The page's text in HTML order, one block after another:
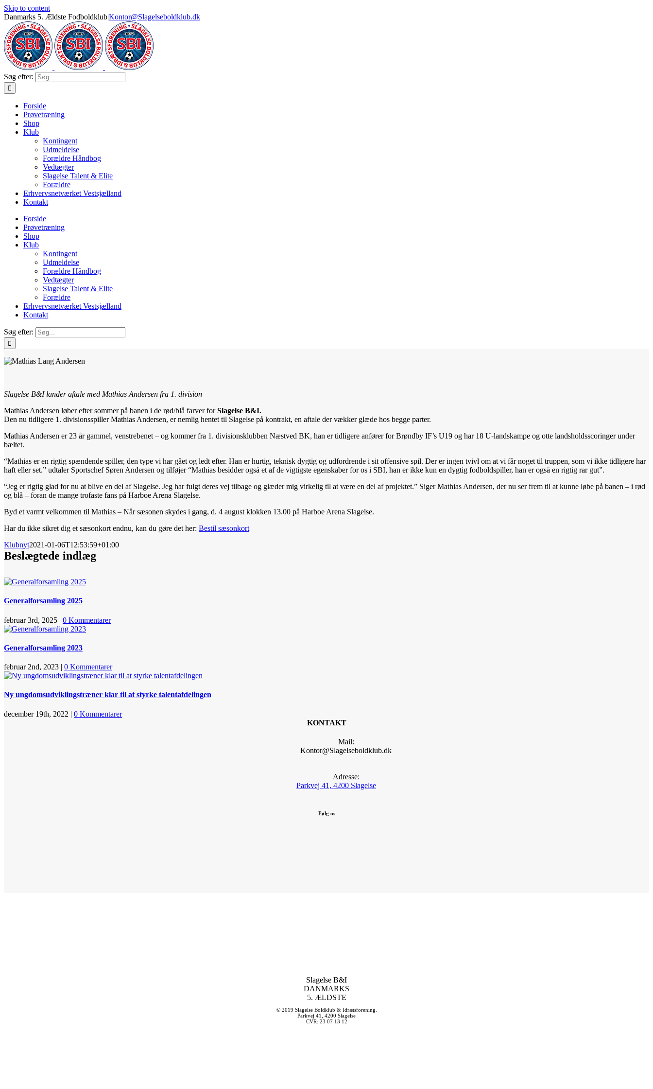
Skip to content
Danmarks 5. Ældste Fodboldklub|Kontor@Slagelseboldklub.dk
Søg efter:
Forside
Prøvetræning
Shop
Klub
Kontingent
Udmeldelse
Forældre Håndbog
Vedtægter
Slagelse Talent & Elite
Forældre
Erhvervsnetværket Vestsjælland
Kontakt
Forside
Prøvetræning
Shop
Klub
Kontingent
Udmeldelse
Forældre Håndbog
Vedtægter
Slagelse Talent & Elite
Forældre
Erhvervsnetværket Vestsjælland
Kontakt
Søg efter:
Slagelse B&I lander aftale med Mathias Andersen fra 1. division
Mathias Andersen løber efter sommer på banen i de rød/blå farver forSlagelse B&I.
Den nu tidligere 1. divisionsspiller Mathias Andersen, er nemlig hentet til Slagelse på kontrakt, en aftale der vækker glæde hos begge parter.
Mathias Andersen er 23 år gammel, venstrebenet – og kommer fra 1. divisionsklubben Næstved BK, han er tidligere anfører for Brøndby IF’s U19 og har 18 U-landskampe og otte landsholdsscoringer under
bæltet.
“Mathias er en rigtig spændende spiller, den type vi har gået og ledt efter. Han er hurtig, teknisk dygtig og udfordrende i sit offensive spil. Der er ingen tvivl om at vi får noget til truppen, som vi ikke tidligere har
haft eller set.” udtaler Sportschef Søren Andersen og tilføjer “Mathias besidder også et af de vigtigste egenskaber for os i SBI, han er ikke kun en dygtig fodboldspiller, han er også en rigtig rar gut”.
“Jeg er rigtig glad for nu at blive en del af Slagelse. Jeg har fulgt deres vej tilbage og glæder mig virkelig til at være en del af projektet.” Siger Mathias Andersen, der nu ser frem til at kunne løbe på banen – i rød
og blå – foran de mange trofaste fans på Harboe Arena Slagelse.
Byd et varmt velkommen til Mathias – Når sæsonen skydes i gang, d. 4 august klokken 13.00 på Harboe Arena Slagelse.
Har du ikke sikret dig et sæsonkort endnu, kan du gøre det her: Bestil sæsonkort
Klubnyt2021-01-06T12:53:59+01:00
Beslægtede indlæg
Generalforsamling 2025
februar 3rd, 2025 | 0 Kommentarer
Generalforsamling 2023
februar 2nd, 2023 | 0 Kommentarer
Ny ungdomsudviklingstræner klar til at styrke talentafdelingen
december 19th, 2022 | 0 Kommentarer
KONTAKT
Mail:
Kontor@Slagelseboldklub.dk
Adresse:
Parkvej 41, 4200 Slagelse
Følg os
Slagelse B&I
DANMARKS
5. ÆLDSTE
© 2019 Slagelse Boldklub & Idrætsforening.
Parkvej 41, 4200 Slagelse
CVR: 23 07 13 12